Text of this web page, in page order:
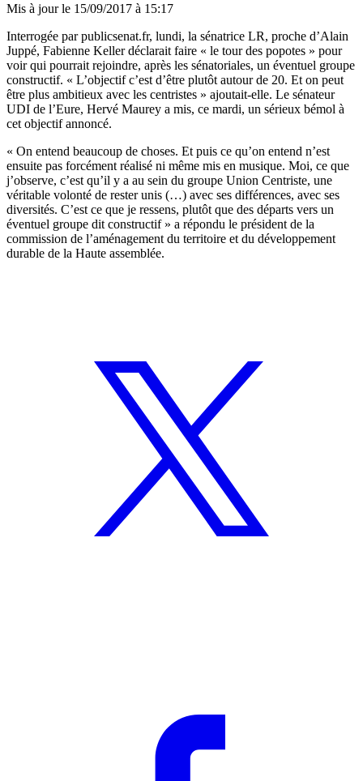
Mis à jour le 15/09/2017 à 15:17
Interrogée parpublicsenat.fr, lundi, la sénatrice LR, proche d’Alain
Juppé, Fabienne Keller déclarait faire « le tour des popotes » pour
voir qui pourrait rejoindre, après les sénatoriales, un éventuel groupe
constructif. « L’objectif c’est d’être plutôt autour de 20. Et on peut
être plus ambitieux avec les centristes » ajoutait-elle. Le sénateur
UDI de l’Eure, Hervé Maurey a mis, ce mardi, un sérieux bémol à
cet objectif annoncé.
« On entend beaucoup de choses. Et puis ce qu’on entend n’est
ensuite pas forcément réalisé ni même mis en musique. Moi, ce que
j’observe, c’est qu’il y a au sein du groupe Union Centriste, une
véritable volonté de rester unis (…) avec ses différences, avec ses
diversités. C’est ce que je ressens, plutôt que des départs vers un
éventuel groupe dit constructif » a répondu le président de la
commission de l’aménagement du territoire et du développement
durable de la Haute assemblée.